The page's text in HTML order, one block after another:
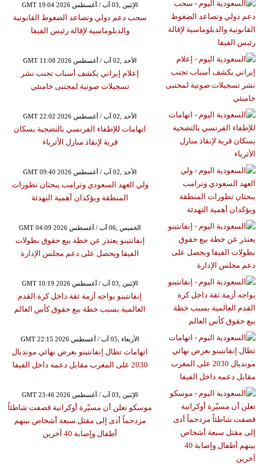
GMT 19:04 2026 الإثنين ,03 آب / أغسطس
سحب دعم دولي وتصاعد الضغوط القانونية
والدبلوماسية لإقالة رئيس الفيفا
GMT 11:08 2026 الأحد ,02 آب / أغسطس
إعلام إيراني يكشف أسباب تجنب نشر
تسجيلات صوتية لمجتبى خامنئي
GMT 22:02 2026 الأحد ,02 آب / أغسطس
اتهامات للإطفاء الفرنسي بالتضحية بسكان
قرية لإنقاذ منازل الأثرياء
GMT 09:40 2026 الأحد ,02 آب / أغسطس
ولي العهد السعودي وترامب يبحثان تطورات
المنطقة ويؤكدان أهمية التهدئة
GMT 04:09 2026 الخميس ,06 آب / أغسطس
إنفانتينو يعتذر عن خطة بيع حقوق بطولات
الفيفا ويحصل على دعم مجلس الإدارة
GMT 10:19 2026 الإثنين ,03 آب / أغسطس
إنفانتينو يواجه أزمة ثقة داخل كرة القدم
العالمية بسبب خطة بيع حقوق كأس العالم
GMT 22:15 2026 الأربعاء ,05 آب / أغسطس
اتهامات تطال إنفانتينو بعرض نهائي مونديال
2030 على المغرب مقابل دعمه داخل الفيفا
GMT 23:46 2026 الإثنين ,03 آب / أغسطس
موسكو تعلن أن مسيّرة أوكرانية قصفت شاطئاً
مزدحماً أدى إلى مقتل سبعة أشخاص بينهم
أطفال وإصابة 40 آخرين